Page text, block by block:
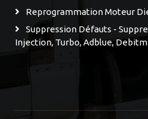
Reprogrammation Moteur
Suppression Défauts -
Injection, Turbo, Adblue,